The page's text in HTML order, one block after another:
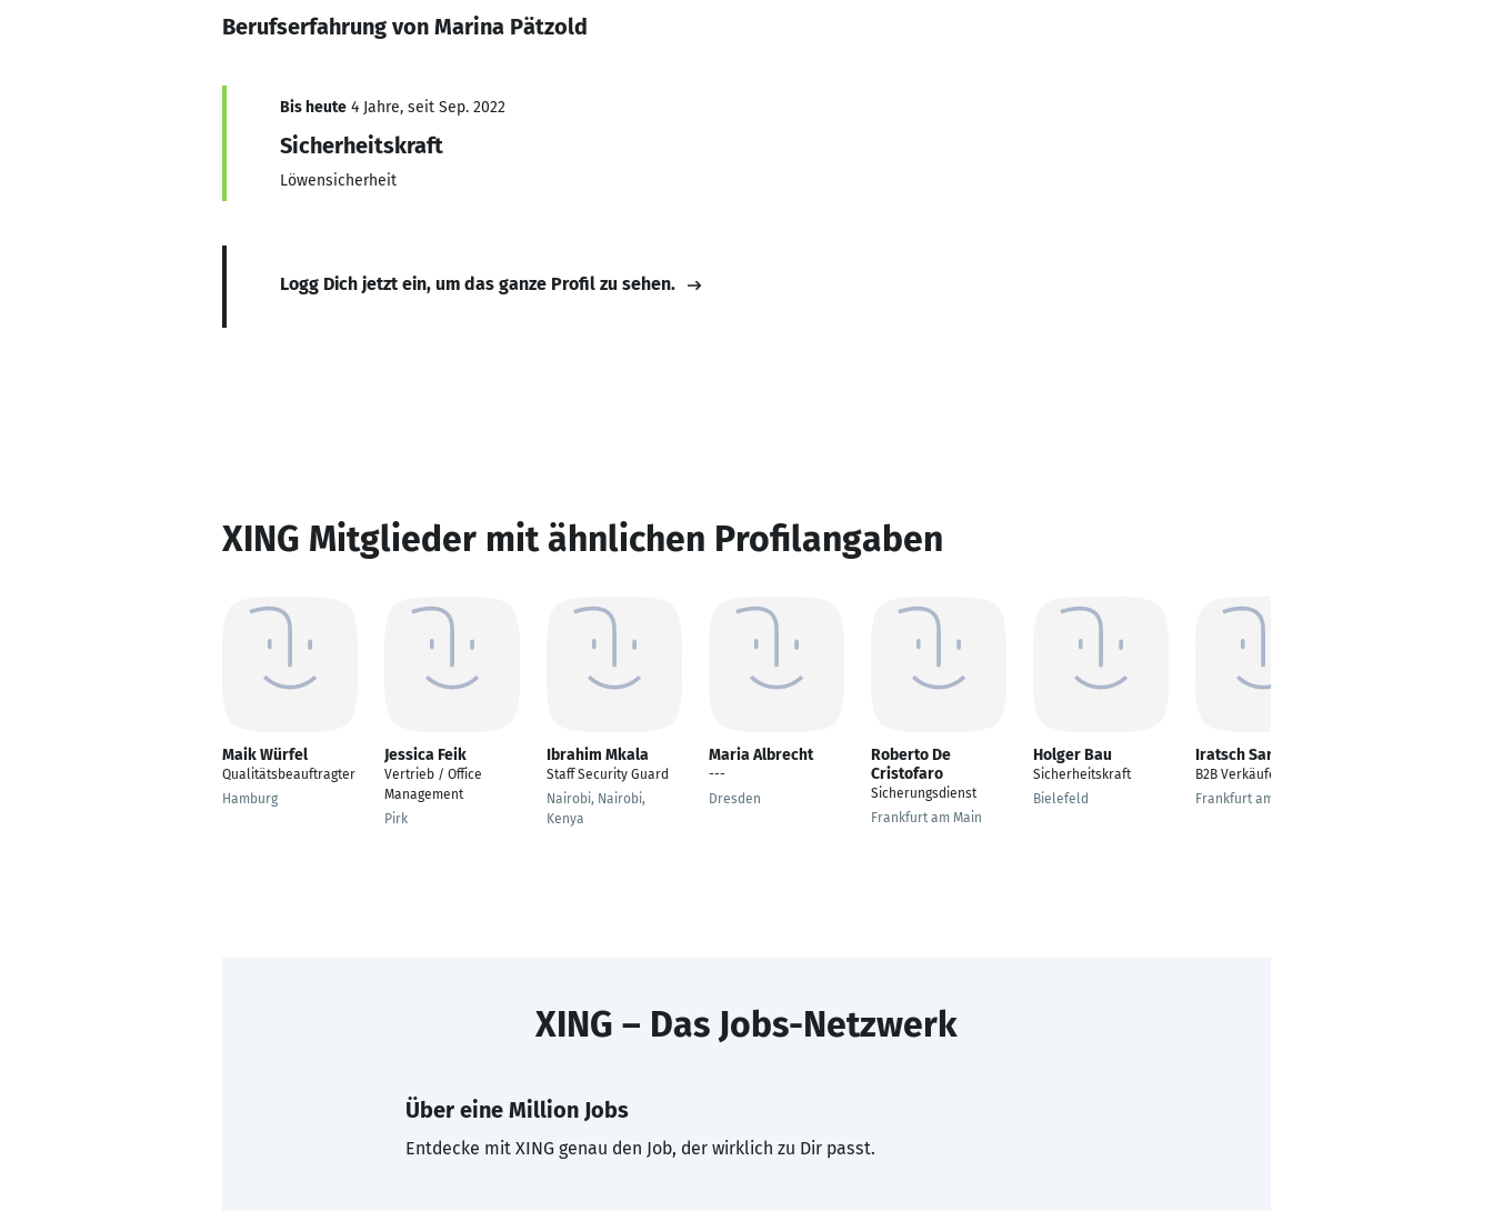
Berufserfahrung von Marina Pätzold
Bis heute 4 Jahre, seit Sep. 2022
Sicherheitskraft
Löwensicherheit
Logg Dich jetzt ein, um das ganze Profil zu sehen.
XING Mitglieder mit ähnlichen Profilangaben
Maik Würfel
Qualitätsbeauftragter
Hamburg
Jessica Feik
Vertrieb / Office
Management
Pirk
Ibrahim Mkala
Staff Security Guard
Nairobi, Nairobi,
Kenya
Maria Albrecht
---
Dresden
Roberto De
Cristofaro
Sicherungsdienst
Frankfurt am Main
Holger Bau
Sicherheitskraft
Bielefeld
Iratsch Sarwari
B2B Verkäufer
Frankfurt am Main
XING – Das Jobs-Netzwerk
Über eine Million Jobs
Entdecke mit XING genau den Job, der wirklich zu Dir passt.